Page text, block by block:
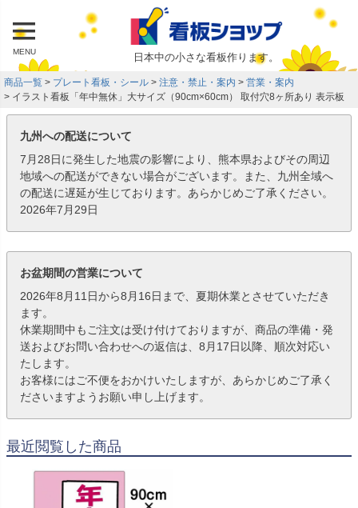
MENU 日本中の小さな看板作ります。
商品一覧 プレート看板・シール 注意・禁止・案内
営業・案内
イラスト看板「年中無休」大サイズ（90cm×60cm） 取付穴8ヶ所あり 表示板
九州への配送について
7月28日に発生した地震の影響により、熊本県およびその周辺
地域への配送ができない場合がございます。また、九州全域へ
の配送に遅延が生じております。あらかじめご了承ください。
2026年7月29日
お盆期間の営業について
2026年8月11日から8月16日まで、夏期休業とさせていただき
ます。
休業期間中もご注文は受け付けておりますが、商品の準備・発
送およびお問い合わせへの返信は、8月17日以降、順次対応い
たします。
お客様にはご不便をおかけいたしますが、あらかじめご了承く
ださいますようお願い申し上げます。
最近閲覧した商品